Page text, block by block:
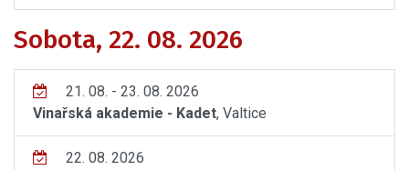
Sobota, 22. 08. 2026
21. 08. - 23. 08. 2026
Vinařská akademie - Kadet, Valtice
22. 08. 2026